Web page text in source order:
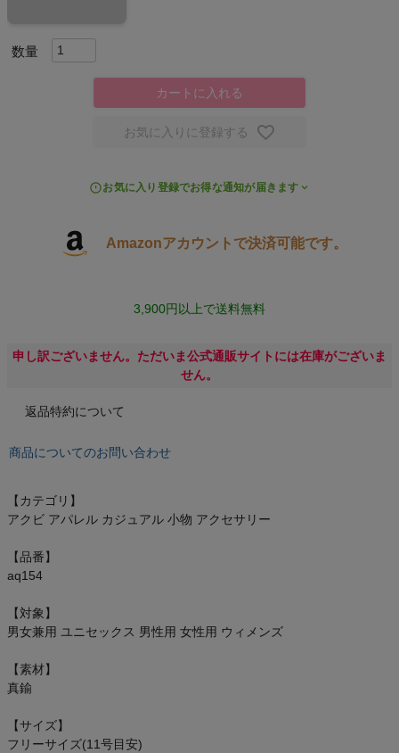
ヨガ
サックス SAXX
オン On
スポーツマリオTOP
お気に入り
ご利用ガイド
クーポン一覧
カートに入れる
お気に入りに登録する
お気に入り登録でお得な通知が届きます
Amazonアカウントで決済可能です。
3,900円以上で送料無料
申し訳ございません。ただいま公式通販サイトには在庫がございま
せん。
返品特約について
商品についてのお問い合わせ
【カテゴリ】
アクビ アパレル カジュアル 小物 アクセサリー
【品番】
aq154
【対象】
男女兼用 ユニセックス 男性用 女性用 ウィメンズ
【素材】
真鍮
【サイズ】
フリーサイズ(11号目安)